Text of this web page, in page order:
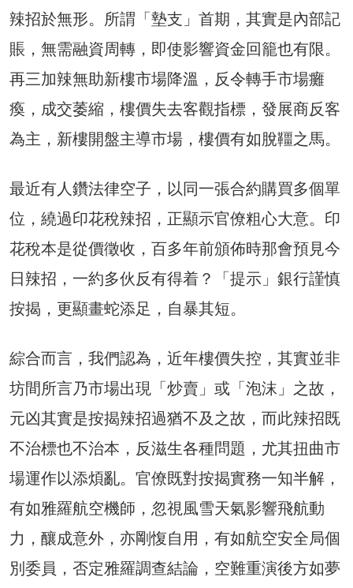
辣招於無形。所謂「墊支」首期，其實是內部記
賬，無需融資周轉，即使影響資金回籠也有限。
再三加辣無助新樓市場降溫，反令轉手市場癱
瘓，成交萎縮，樓價失去客觀指標，發展商反客
為主，新樓開盤主導市場，樓價有如脫韁之馬。
最近有人鑽法律空子，以同一張合約購買多個單
位，繞過印花稅辣招，正顯示官僚粗心大意。印
花稅本是從價徵收，百多年前頒佈時那會預見今
日辣招，一約多伙反有得着？「提示」銀行謹慎
按揭，更顯畫蛇添足，自暴其短。
綜合而言，我們認為，近年樓價失控，其實並非
坊間所言乃市場出現「炒賣」或「泡沫」之故，
元凶其實是按揭辣招過猶不及之故，而此辣招既
不治標也不治本，反滋生各種問題，尤其扭曲市
場運作以添煩亂。官僚既對按揭實務一知半解，
有如雅羅航空機師，忽視風雪天氣影響飛航動
力，釀成意外，亦剛愎自用，有如航空安全局個
別委員，否定雅羅調查結論，空難重演後方如夢